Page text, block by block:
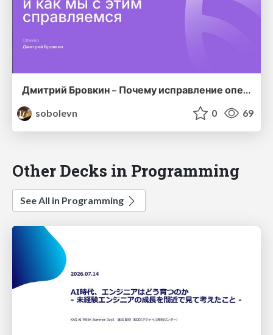
Дмитрий Бровкин – Почему исправление опечаток сложнее, чем кажется, и как мы с этим српавляемся @ PythoNN
sobolevn
0 69
Other Decks in Programming
See All in Programming